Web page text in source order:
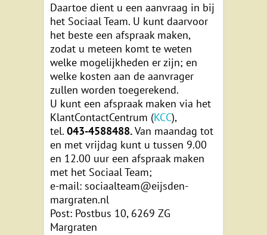
Daartoe dient u een aanvraag in bij
het Sociaal Team. U kunt daarvoor
het beste een afspraak maken,
zodat u meteen komt te weten
welke mogelijkheden er zijn; en
welke kosten aan de aanvrager
zullen worden toegerekend.
U kunt een afspraak maken via het
KlantContactCentrum (KCC),
tel. 043-4588488.Van maandag tot
en met vrijdag kunt u tussen 9.00
en 12.00 uur een afspraak maken
met het Sociaal Team;
e-mail: sociaalteam@eijsden-
margraten.nl
Post: Postbus 10, 6269 ZG
Margraten